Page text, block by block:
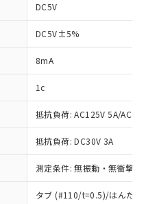
DC5V
DC5V±5%
8mA
1c
抵抗負荷: AC125V 5A/
抵抗負荷: DC30V 3A
測定条件: 無振動・無衝撃
タブ (#110/t=0.5)/はんだづ